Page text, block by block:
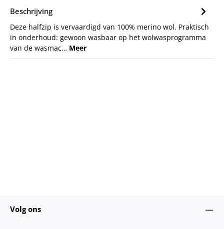
Beschrijving
Deze halfzip is vervaardigd van 100% merino wol. Praktisch
in onderhoud: gewoon wasbaar op het wolwasprogramma
van de wasmac… Meer
Volg ons